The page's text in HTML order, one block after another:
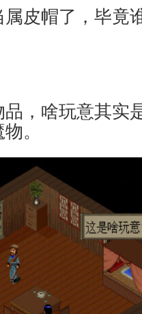
皮帽了，毕竟
品，啥玩意其
。